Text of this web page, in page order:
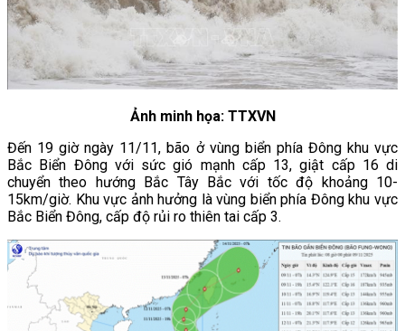
Ảnh minh họa: TTXVN
Đến 19 giờ ngày 11/11, bão ở vùng biển phía Đông khu vực
Bắc Biển Đông với sức gió mạnh cấp 13, giật cấp 16 di
chuyển theo hướng Bắc Tây Bắc với tốc độ khoảng 10-
15km/giờ. Khu vực ảnh hưởng là vùng biển phía Đông khu vực
Bắc Biển Đông, cấp độ rủi ro thiên tai cấp 3.